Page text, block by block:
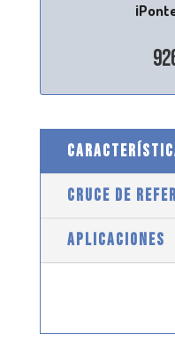
CRUCE DE
APLICACIONES